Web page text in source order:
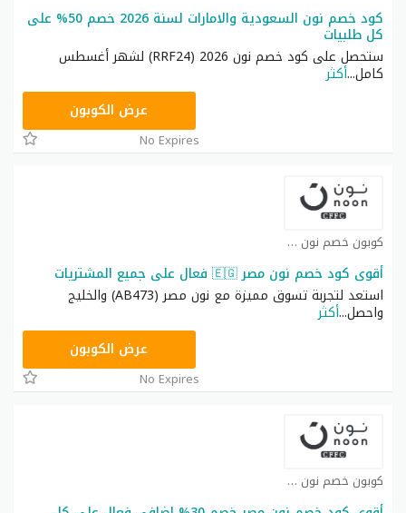
كود خصم نون السعودية والامارات لسنة 2026 خصم 50% على
كل طلبيات
ستحصل على كود خصم نون 2026 (RRF24) لشهر أغسطس
كامل...أكثر
RRF24عرض الكوبون
No Expires
كوبون خصم نون كوبون
أقوى كود خصم نون مصر 🇪🇬 فعال على جميع المشتريات
استعد لتجربة تسوق مميزة مع نون مصر (AB473) والخليج
واحصل...أكثر
AB473عرض الكوبون
No Expires
كوبون خصم نون كوبون